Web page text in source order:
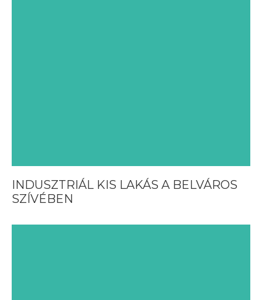
INDUSZTRIÁL KIS LAKÁS A BELVÁROS
SZÍVÉBEN